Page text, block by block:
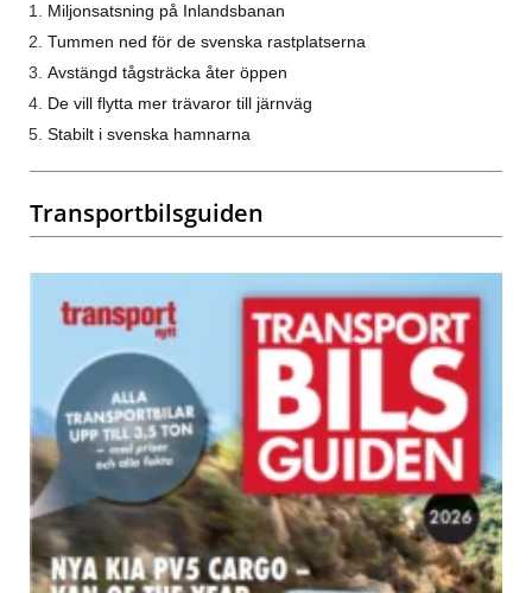
Miljonsatsning på Inlandsbanan
Tummen ned för de svenska rastplatserna
Avstängd tågsträcka åter öppen
De vill flytta mer trävaror till järnväg
Stabilt i svenska hamnarna
Transportbilsguiden